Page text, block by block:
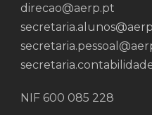
direcao@aerp.pt
NIF 600 085 228